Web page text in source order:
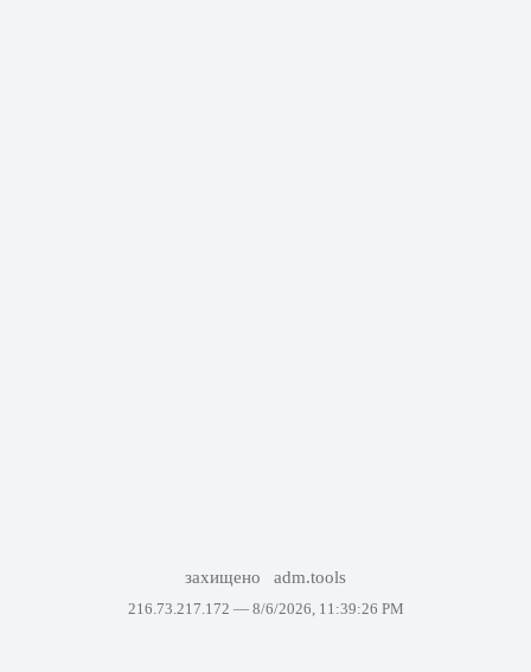
захищено adm.tools
216.73.217.172 — 8/6/2026, 11:39:26 PM